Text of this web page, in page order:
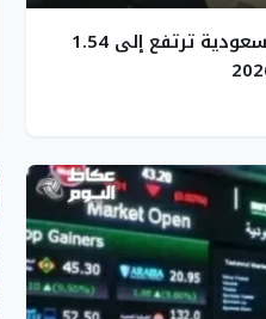
مشتريات المؤسسات السعودية ترتفع إلى 1.54